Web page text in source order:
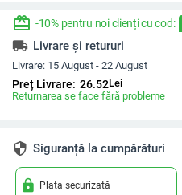
redeem -10% pentru noi clienți cu cod:
local_shipping Livrare și retururi
Livrare: 15 August - 22 August
Preț Livrare: 26.52Lei
Returnarea se face fără probleme
security Siguranță la cumpărături
lock Plata securizată